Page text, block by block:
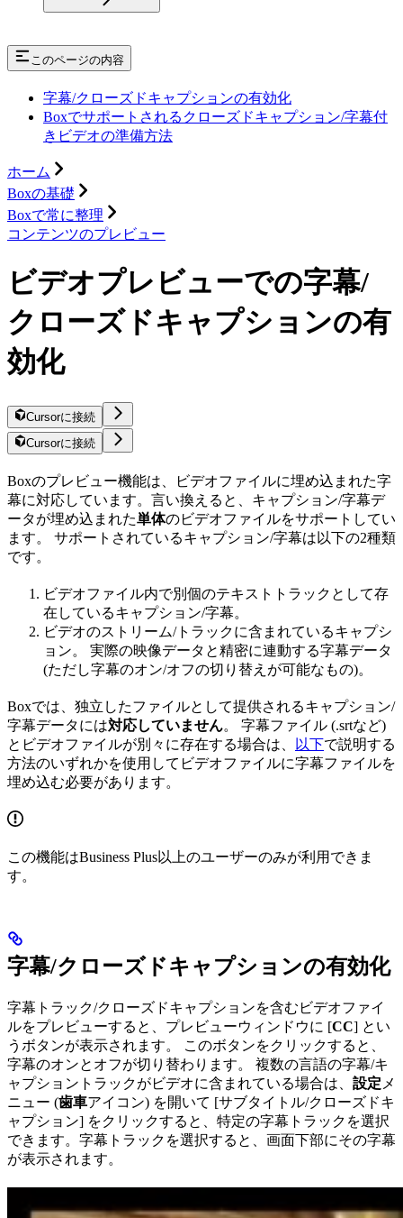
このページの内容
字幕/クローズドキャプションの有効化
Boxでサポートされるクローズドキャプション/字幕付
きビデオの準備方法
ホーム
Boxの基礎
Boxで常に整理
コンテンツのプレビュー
ビデオプレビューでの字幕/
クローズドキャプションの有
効化
Cursorに接続
Cursorに接続
Boxのプレビュー機能は、ビデオファイルに埋め込まれた字
幕に対応しています。言い換えると、キャプション/字幕デ
ータが埋め込まれた単体のビデオファイルをサポートしてい
ます。 サポートされているキャプション/字幕は以下の2種類
です。
ビデオファイル内で別個のテキストトラックとして存
在しているキャプション/字幕。
ビデオのストリーム/トラックに含まれているキャプシ
ョン。 実際の映像データと精密に連動する字幕データ
(ただし字幕のオン/オフの切り替えが可能なもの)。
Boxでは、独立したファイルとして提供されるキャプション/
字幕データには対応していません。 字幕ファイル (.srtなど)
とビデオファイルが別々に存在する場合は、
以下で説明する
方法のいずれかを使用してビデオファイルに字幕ファイルを
埋め込む必要があります。
この機能はBusiness Plus以上のユーザーのみが利用できま
す。
字幕/クローズドキャプションの有効化
字幕トラック/クローズドキャプションを含むビデオファイ
ルをプレビューすると、プレビューウィンドウに [CC] とい
うボタンが表示されます。 このボタンをクリックすると、
字幕のオンとオフが切り替わります。 複数の言語の字幕/キ
ャプショントラックがビデオに含まれている場合は、 設定メ
ニュー (歯車アイコン) を開いて [サブタイトル/クローズドキ
ャプション] をクリックすると、特定の字幕トラックを選択
できます。字幕トラックを選択すると、画面下部にその字幕
が表示されます。